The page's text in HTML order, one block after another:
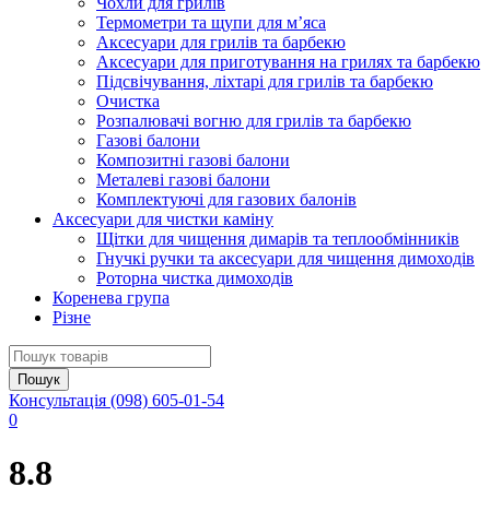
Термометри та щупи для м’яса
Аксесуари для грилів та барбекю
Аксесуари для приготування на грилях та барбекю
Підсвічування, ліхтарі для грилів та барбекю
Очистка
Розпалювачі вогню для грилів та барбекю
Газові балони
Композитні газові балони
Металеві газові балони
Комплектуючі для газових балонів
Аксесуари для чистки каміну
Щітки для чищення димарів та теплообмінників
Гнучкі ручки та аксесуари для чищення димоходів
Роторна чистка димоходів
Коренева група
Різне
Консультація (098) 605-01-54
0
8.8